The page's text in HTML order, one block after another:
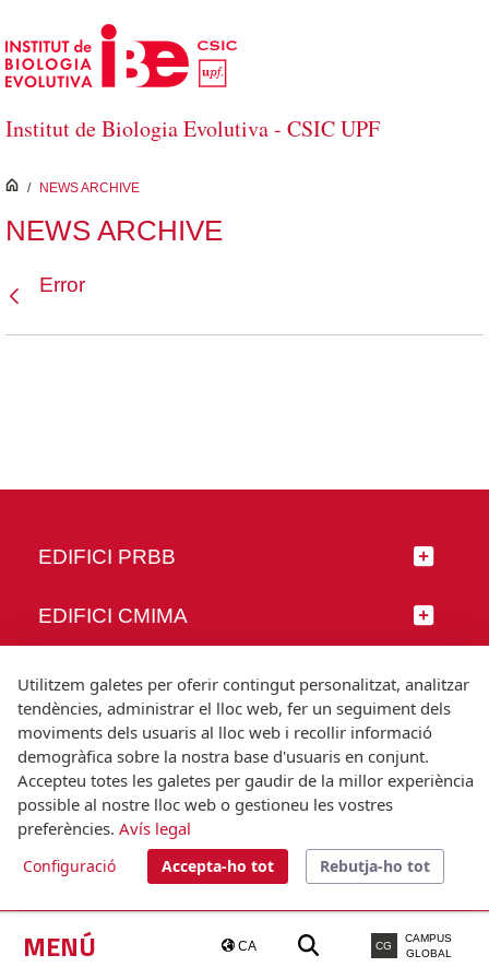
Salta al contingut principal
Institut de Biologia Evolutiva - CSIC UPF
MENÚ CA CG
CAMPUS
GLOBAL
inici
/ NEWS ARCHIVE
NEWS ARCHIVE
Error
EDIFICI PRBB
EDIFICI CMIMA
SEGUEIX-NOS
© Universitat Pompeu Fabra
Barcelona
T.(+34) 93 542 20 00
Utilitzem galetes per oferir contingut personalitzat, analitzar
tendències, administrar el lloc web, fer un seguiment dels
moviments dels usuaris al lloc web i recollir informació
demogràfica sobre la nostra base d'usuaris en conjunt.
Accepteu totes les galetes per gaudir de la millor experiència
possible al nostre lloc web o gestioneu les vostres
preferències. Avís legal
Configuració Accepta-ho tot Rebutja-ho tot